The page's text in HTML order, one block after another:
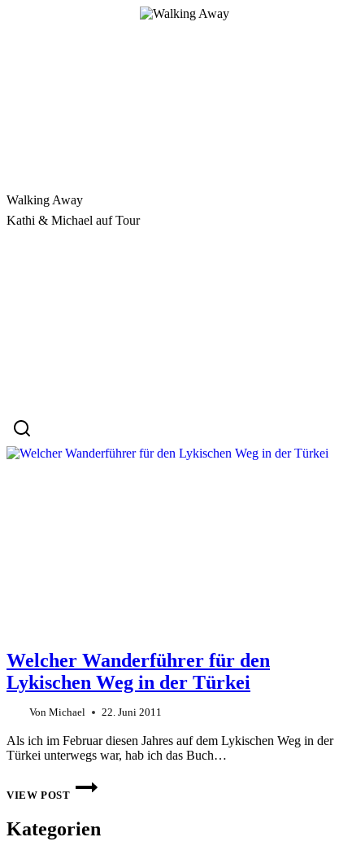
Walking Away
Kathi & Michael auf Tour
Welcher Wanderführer für den
Lykischen Weg in der Türkei
Von Michael 22. Juni 2011
Als ich im Februar diesen Jahres auf dem Lykischen Weg in der
Türkei unterwegs war, hab ich das Buch…
VIEW POST
WELCHER
WANDERFÜHRER
LYKISCHEN
Kategorien